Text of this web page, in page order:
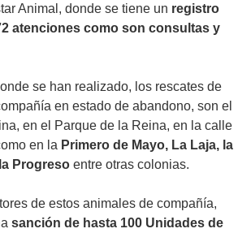
Animal, donde se tiene un registro
atenciones como son consultas y
se han realizado, los rescates de
en estado de abandono, son el
en el Parque de la Reina, en la calle
en la Primero de Mayo, La Laja, la
Progreso entre otras colonias.
de estos animales de compañía,
sanción de hasta 100 Unidades de